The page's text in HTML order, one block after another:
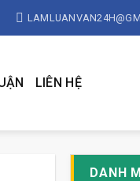
LIÊN HỆ
DANH